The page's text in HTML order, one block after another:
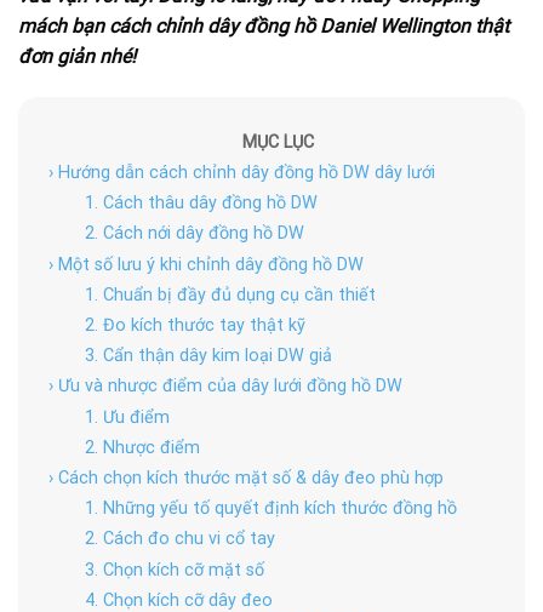
mách bạn cách chỉnh dây đồng hồ Daniel Wellington thật
đơn giản nhé!
MỤC LỤC
› Hướng dẫn cách chỉnh dây đồng hồ DW dây lưới
1. Cách thâu dây đồng hồ DW
2. Cách nới dây đồng hồ DW
› Một số lưu ý khi chỉnh dây đồng hồ DW
1. Chuẩn bị đầy đủ dụng cụ cần thiết
2. Đo kích thước tay thật kỹ
3. Cẩn thận dây kim loại DW giả
› Ưu và nhược điểm của dây lưới đồng hồ DW
1. Ưu điểm
2. Nhược điểm
› Cách chọn kích thước mặt số & dây đeo phù hợp
1. Những yếu tố quyết định kích thước đồng hồ
2. Cách đo chu vi cổ tay
3. Chọn kích cỡ mặt số
4. Chọn kích cỡ dây đeo